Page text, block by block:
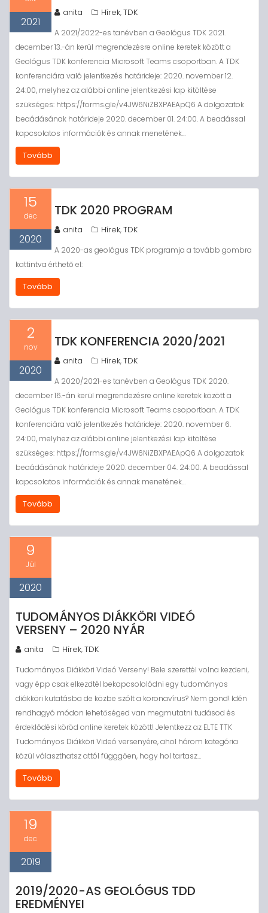
2021
anita Hírek,TDK
A 2021/2022-es tanévben a Geológus TDK 2021.
december 13.-án kerül megrendezésre online keretek között a
Geológus TDK konferencia Microsoft Teams csoportban. A TDK
konferenciára való jelentkezés határideje: 2020. november 12.
24:00, melyhez az alábbi online jelentkezési lap kitöltése
szükséges: https://forms.gle/v4JW6NiZBXPAEApQ6 A dolgozatok
beaádásának határideje 2020. december 01. 24:00. A beadással
kapcsolatos információk és annak menetének…
Tovább
15
dec
2020
TDK 2020 PROGRAM
anita Hírek,TDK
A 2020-as geológus TDK programja a tovább gombra
kattintva érthető el:
Tovább
2
nov
2020
TDK KONFERENCIA 2020/2021
anita Hírek,TDK
A 2020/2021-es tanévben a Geológus TDK 2020.
december 16.-án kerül megrendezésre online keretek között a
Geológus TDK konferencia Microsoft Teams csoportban. A TDK
konferenciára való jelentkezés határideje: 2020. november 6.
24:00, melyhez az alábbi online jelentkezési lap kitöltése
szükséges: https://forms.gle/v4JW6NiZBXPAEApQ6 A dolgozatok
beaádásának határideje 2020. december 04. 24:00. A beadással
kapcsolatos információk és annak menetének…
Tovább
9
Júl
2020
TUDOMÁNYOS DIÁKKÖRI VIDEÓ
VERSENY – 2020 NYÁR
anita Hírek,TDK
Tudományos Diákköri Videó Verseny! Bele szerettél volna kezdeni,
vagy épp csak elkezdtél bekapcsololódni egy tudományos
diákköri kutatásba de közbe szólt a koronavírus? Nem gond! Idén
rendhagyó módon lehetőséged van megmutatni tudásod és
érdeklődési köröd online keretek között! Jelentkezz az ELTE TTK
Tudományos Diákköri Videó versenyére, ahol három kategória
közül választhatsz attól függgően, hogy hol tartasz…
Tovább
19
dec
2019
2019/2020-AS GEOLÓGUS TDD
EREDMÉNYEI